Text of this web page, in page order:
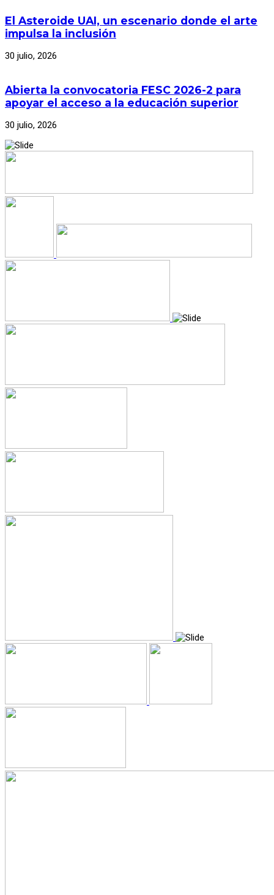
El Asteroide UAI, un escenario donde el arte
impulsa la inclusión
30 julio, 2026
Abierta la convocatoria FESC 2026-2 para
apoyar el acceso a la educación superior
30 julio, 2026